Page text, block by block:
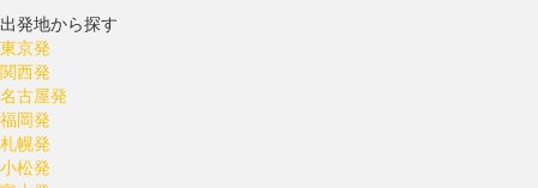
出発地から探す
東京発
関西発
名古屋発
福岡発
札幌発
小松発